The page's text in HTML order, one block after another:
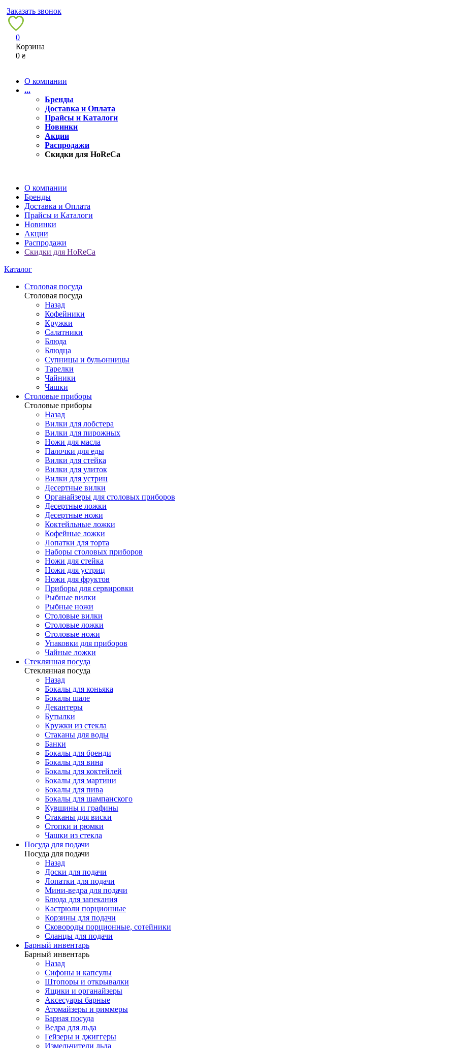
Заказать звонок
0
Корзина
0₴
О компании
...
Бренды
Доставка и Оплата
Прайсы и Каталоги
Новинки
Акции
Распродажи
Скидки для HoReCa
О компании
Бренды
Доставка и Оплата
Прайсы и Каталоги
Новинки
Акции
Распродажи
Скидки для HoReCa
Каталог
Столовая посуда
Столовая посуда
Назад
Кофейники
Кружки
Салатники
Блюда
Блюдца
Супницы и бульонницы
Тарелки
Чайники
Чашки
Cтоловые приборы
Cтоловые приборы
Назад
Вилки для лобстера
Вилки для пирожных
Ножи для масла
Палочки для еды
Вилки для стейка
Вилки для улиток
Вилки для устриц
Десертные вилки
Органайзеры для столовых приборов
Десертные ложки
Десертные ножи
Коктейльные ложки
Кофейные ложки
Лопатки для торта
Наборы столовых приборов
Ножи для стейка
Ножи для устриц
Ножи для фруктов
Приборы для сервировки
Рыбные вилки
Рыбные ножи
Столовые вилки
Столовые ложки
Столовые ножи
Упаковки для приборов
Чайные ложки
Стеклянная посуда
Стеклянная посуда
Назад
Бокалы для коньяка
Бокалы шале
Декантеры
Бутылки
Кружки из стекла
Стаканы для воды
Банки
Бокалы для бренди
Бокалы для вина
Бокалы для коктейлей
Бокалы для мартини
Бокалы для пива
Бокалы для шампанского
Кувшины и графины
Стаканы для виски
Стопки и рюмки
Чашки из стекла
Посуда для подачи
Посуда для подачи
Назад
Доски для подачи
Лопатки для подачи
Мини-ведра для подачи
Блюда для запекания
Кастрюли порционные
Корзины для подачи
Сковороды порционные, сотейники
Сланцы для подачи
Барный инвентарь
Барный инвентарь
Назад
Сифоны и капсулы
Штопоры и открывалки
Ящики и органайзеры
Аксесуары барные
Атомайзеры и риммеры
Барная посуда
Ведра для льда
Гейзеры и джиггеры
Измельчители льда